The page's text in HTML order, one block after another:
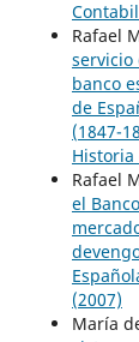
Rafael
servicio
banco
de
(1847-
Historia
Rafael
el
(2007)
María